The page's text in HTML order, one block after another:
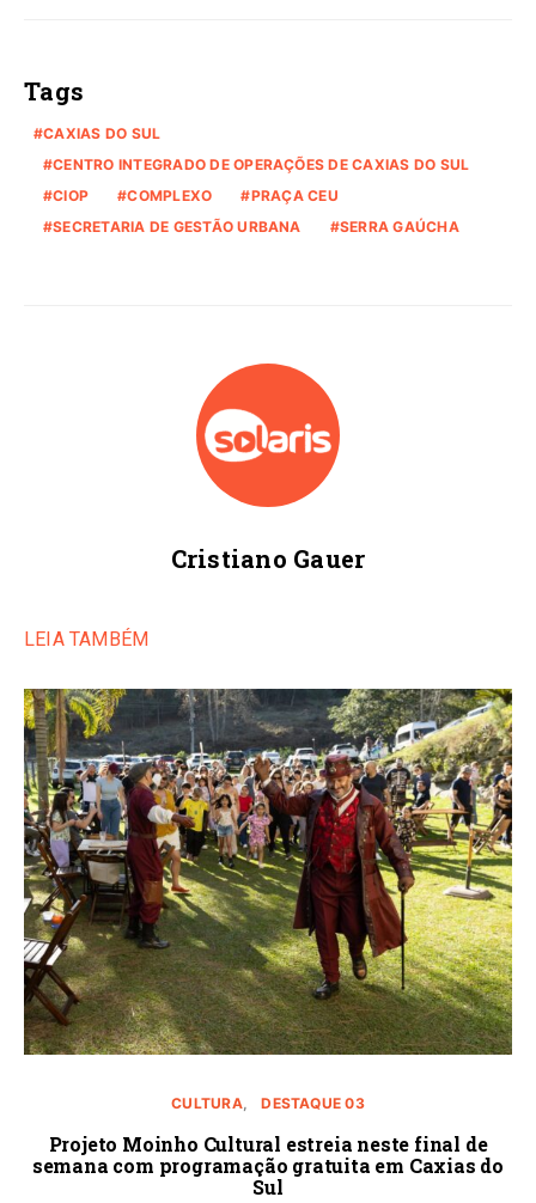
Tags
CAXIAS DO SUL
CENTRO INTEGRADO DE OPERAÇÕES DE CAXIAS DO SUL
CIOP
COMPLEXO
PRAÇA CEU
SECRETARIA DE GESTÃO URBANA
SERRA GAÚCHA
Cristiano Gauer
LEIA TAMBÉM
CULTURA DESTAQUE 03
Projeto Moinho Cultural estreia neste final de
semana com programação gratuita em Caxias do
Sul